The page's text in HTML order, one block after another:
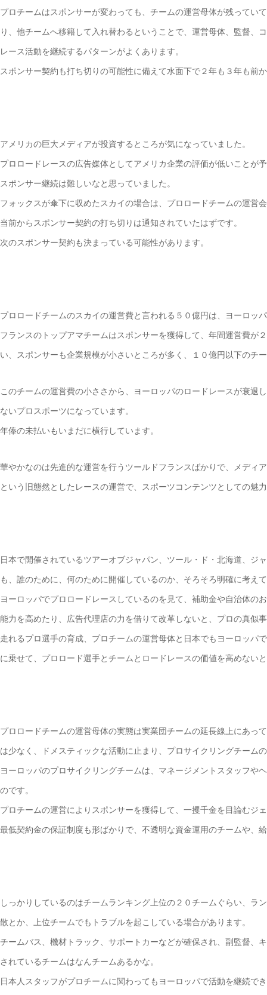
プロチームはスポンサーが変わっても、チームの運営母体が残ってい
り、他チームへ移籍して入れ替わるということで、運営母体、監督、
レース活動を継続するパターンがよくあります。
スポンサー契約も打ち切りの可能性に備えて水面下で２年も３年も前
アメリカの巨大メディアが投資するところが気になっていました。
プロロードレースの広告媒体としてアメリカ企業の評価が低いことが
スポンサー継続は難しいなと思っていました。
フォックスが傘下に収めたスカイの場合は、プロロードチームの運営
当前からスポンサー契約の打ち切りは通知されていたはずです。
次のスポンサー契約も決まっている可能性があります。
プロロードチームのスカイの運営費と言われる５０億円は、ヨーロッ
フランスのトップアマチームはスポンサーを獲得して、年間運営費が
い、スポンサーも企業規模が小さいところが多く、１０億円以下のチ
このチームの運営費の小ささから、ヨーロッパのロードレースが衰退
ないプロスポーツになっています。
年俸の未払いもいまだに横行しています。
華やかなのは先進的な運営を行うツールドフランスばかりで、メディ
という旧態然としたレースの運営で、スポーツコンテンツとしての魅
日本で開催されているツアーオブジャパン、ツール・ド・北海道、ジ
も、誰のために、何のために開催しているのか、そろそろ明確に考え
ヨーロッパでプロロードレースしているのを見て、補助金や自治体の
能力を高めたり、広告代理店の力を借りて改革しないと、プロの真似
走れるプロ選手の育成、プロチームの運営母体と日本でもヨーロッパ
に乗せて、プロロード選手とチームとロードレースの価値を高めない
プロロードチームの運営母体の実態は実業団チームの延長線上にあっ
は少なく、ドメスティックな活動に止まり、プロサイクリングチーム
ヨーロッパのプロサイクリングチームは、マネージメントスタッフや
のです。
プロチームの運営によりスポンサーを獲得して、一攫千金を目論むジ
最低契約金の保証制度も形ばかりで、不透明な資金運用のチームや、
しっかりしているのはチームランキング上位の２０チームぐらい、ラ
散とか、上位チームでもトラブルを起こしている場合があります。
チームバス、機材トラック、サポートカーなどが確保され、副監督、
されているチームはなんチームあるかな。
日本人スタッフがプロチームに関わってもヨーロッパで活動を継続で